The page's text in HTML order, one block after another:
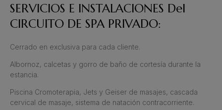
SERVICIOS E INSTALACIONES Del
CIRCUITO DE SPA PRIVADO:
Cerrado en exclusiva para cada cliente.
Albornoz, calcetas y gorro de baño de cortesía durante la
estancia.
Piscina Cromoterapia, Jets y Geiser de masajes, cascada
cervical de masaje, sistema de natación contracorriente.